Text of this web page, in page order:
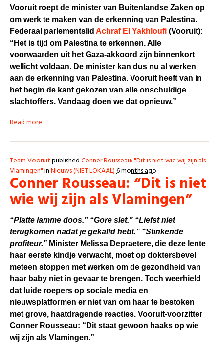
Vooruit roept de minister van Buitenlandse Zaken op
om werk te maken van de erkenning van Palestina.
Federaal parlementslid Achraf El Yakhloufi (Vooruit):
“Het is tijd om Palestina te erkennen. Alle
voorwaarden uit het Gaza-akkoord zijn binnenkort
wellicht voldaan. De minister kan dus nu al werken
aan de erkenning van Palestina. Vooruit heeft van in
het begin de kant gekozen van alle onschuldige
slachtoffers. Vandaag doen we dat opnieuw.”
Read more
Team VooruitpublishedConner Rousseau: "Dit is niet wie wij zijn als
Vlamingen"inNieuws (NIET LOKAAL)6 months ago
Conner Rousseau: “Dit is niet
wie wij zijn als Vlamingen”
“Platte lamme doos.” “Gore slet.” “Liefst niet
terugkomen nadat je gekalfd hebt.” “Stinkende
profiteur.” Minister Melissa Depraetere, die deze lente
haar eerste kindje verwacht, moet op doktersbevel
meteen stoppen met werken om de gezondheid van
haar baby niet in gevaar te brengen. Toch weerhield
dat luide roepers op sociale media en
nieuwsplatformen er niet van om haar te bestoken
met grove, haatdragende reacties. Vooruit-voorzitter
Conner Rousseau: “Dit staat gewoon haaks op wie
wij zijn als Vlamingen.”